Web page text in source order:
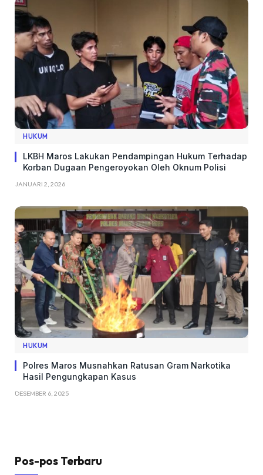
HUKUM
LKBH Maros Lakukan Pendampingan Hukum Terhadap
Korban Dugaan Pengeroyokan Oleh Oknum Polisi
JANUARI 2, 2026
HUKUM
Polres Maros Musnahkan Ratusan Gram Narkotika
Hasil Pengungkapan Kasus
DESEMBER 6, 2025
Pos-pos Terbaru